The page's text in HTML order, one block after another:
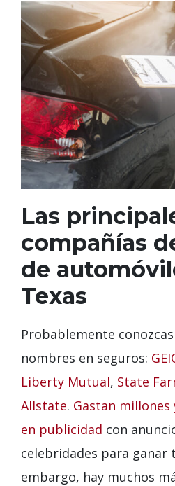
Las
compañías
de
Texas
Probablemente
nombres en seguros:
Liberty Mutual, State
Allstate. Gastan
en publicidad con
celebridades para ganar
embargo, hay muchos